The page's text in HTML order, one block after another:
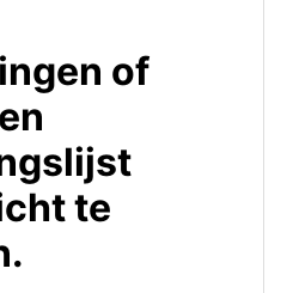
of
te